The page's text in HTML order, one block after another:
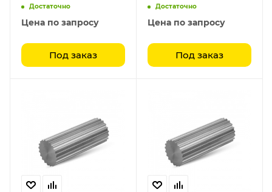
Достаточно
Цена по запросу
Под заказ
Достаточно
Цена по запросу
Под заказ